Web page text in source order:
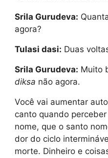
Srila Gurudeva:
agora?
Tulasi dasi: Duas
Srila Gurudeva: Muito
diksa não agora.
Você vai aumentar
canto quando
nome, que o santo
dor do ciclo
morte. Dinheiro e